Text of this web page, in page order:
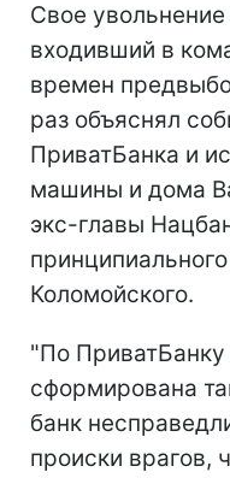
Свое
входивший в
времен
раз объяснял
ПриватБанка и
машины и дома
экс-главы
Коломойского.
"По ПриватБанку
сформирована
банк
происки врагов,